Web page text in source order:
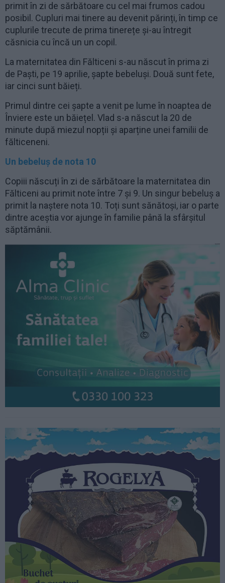
primit în zi de sărbătoare cu cel mai frumos cadou
posibil. Cupluri mai tinere au devenit părinți, în timp ce
cuplurile trecute de prima tinerețe și-au întregit
căsnicia cu încă un un copil.
La maternitatea din Fălticeni s-au născut în prima zi
de Paști, pe 19 aprilie, șapte bebeluși. Două sunt fete,
iar cinci sunt băieți.
Primul dintre cei șapte a venit pe lume în noaptea de
Înviere este un băiețel. Vlad s-a născut la 20 de
minute după miezul nopții și aparține unei familii de
fălticeneni.
Un bebeluș de nota 10
Copiii născuți în zi de sărbătoare la maternitatea din
Fălticeni au primit note între 7 și 9. Un singur bebeluș a
primit la naștere nota 10. Toți sunt sănătoși, iar o parte
dintre aceștia vor ajunge în familie până la sfârșitul
săptămânii.